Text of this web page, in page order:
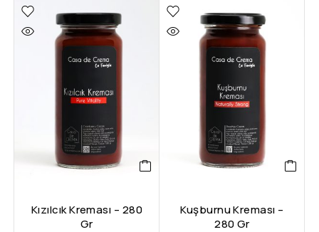
Kızılcık Kreması – 280
Gr
Kuşburnu Kreması –
280 Gr